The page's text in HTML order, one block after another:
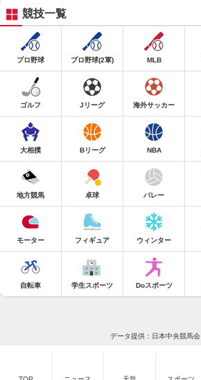
競技一覧
プロ野球 プロ野球(2軍) MLB
ゴルフ Jリーグ 海外サッカー
大相撲 Bリーグ NBA
地方競馬 卓球 バレー
モーター フィギュア ウィンター
自転車 学生スポーツ Doスポーツ
データ提供：日本中央競馬会